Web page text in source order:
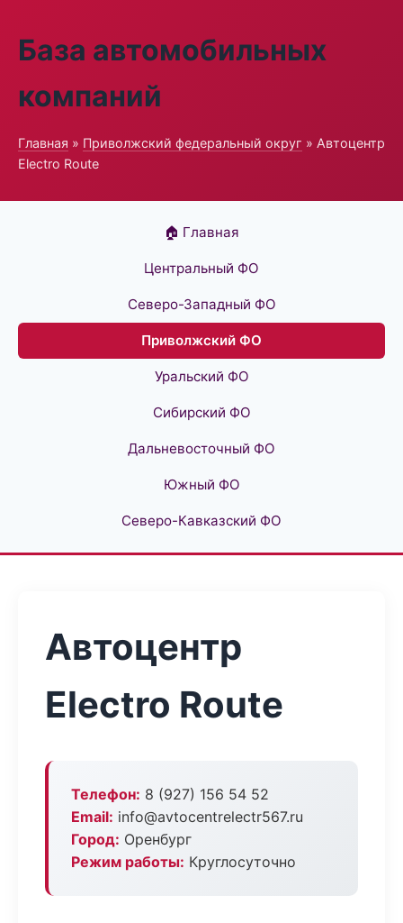
База автомобильных
компаний
Главная » Приволжский федеральный округ » Автоцентр
Electro Route
🏠 Главная
Центральный ФО
Северо-Западный ФО
Приволжский ФО
Уральский ФО
Сибирский ФО
Дальневосточный ФО
Южный ФО
Северо-Кавказский ФО
Автоцентр
Electro Route
Телефон: 8 (927) 156 54 52
Email: info@avtocentrelectr567.ru
Город: Оренбург
Режим работы: Круглосуточно